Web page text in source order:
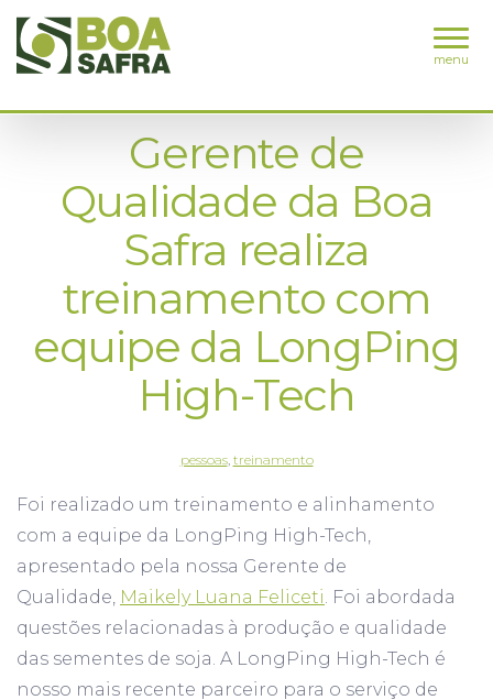
menu
Gerente de
Qualidade da Boa
Safra realiza
treinamento com
equipe da LongPing
High-Tech
pessoas, treinamento
Foi realizado um treinamento e alinhamento
com a equipe da LongPing High-Tech,
apresentado pela nossa Gerente de
Qualidade, Maikely Luana Feliceti. Foi abordada
questões relacionadas à produção e qualidade
das sementes de soja. A LongPing High-Tech é
nosso mais recente parceiro para o serviço de